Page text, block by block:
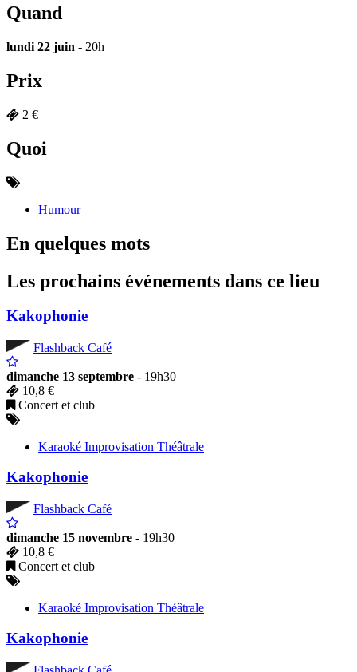
Quand
lundi 22 juin - 20h
Prix
2 €
Quoi
Humour
En quelques mots
Les prochains événements dans ce lieu
Kakophonie
Flashback Café
dimanche 13 septembre - 19h30
10,8 €
Concert et club
Karaoké Improvisation Théâtrale
Kakophonie
Flashback Café
dimanche 15 novembre - 19h30
10,8 €
Concert et club
Karaoké Improvisation Théâtrale
Kakophonie